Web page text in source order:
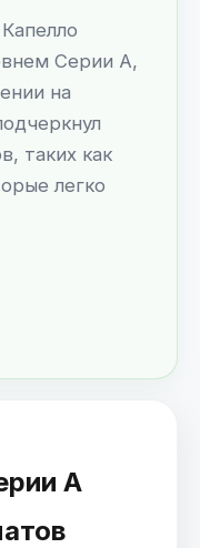
Серии А,
на
таких как
легко
А